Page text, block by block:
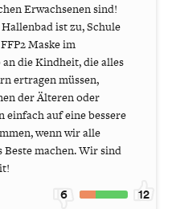
Erwachsenen sind!
ist zu, Schule
Maske im
die Kindheit, die alles
ertragen müssen,
der Älteren oder
auf eine bessere
wenn wir alle
machen. Wir sind
6 12